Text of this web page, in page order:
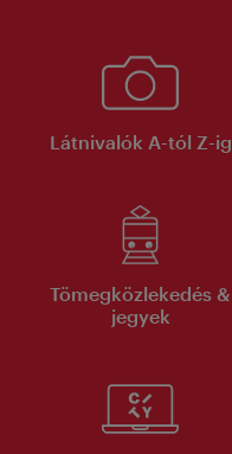
Látnivalók A-tól Z-ig
Tömegközlekedés &
jegyek